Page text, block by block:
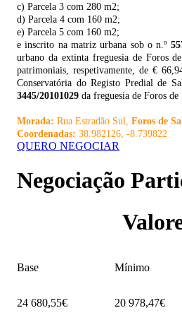
c) Parcela 3 com 280 m2;
d) Parcela 4 com 160 m2;
e) Parcela 5 com 160 m2;
e inscrito na matriz urbana sob o n.º
urbano da extinta freguesia de Foros
patrimoniais, respetivamente, de €
Conservatória do Registo Predial de
3445/20101029 da freguesia de Foros de
Morada: Rua Estradão Sul, Foros de
Coordenadas: 38.982126, -8.739822
QUERO NEGOCIAR
Negociação
Base Mínimo
24 680,55€ 20 978,47€